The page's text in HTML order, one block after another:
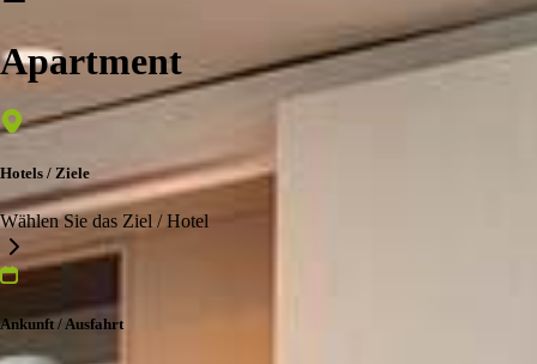
Apartment
Hotels / Ziele
Wählen Sie das Ziel / Hotel
Ankunft / Ausfahrt